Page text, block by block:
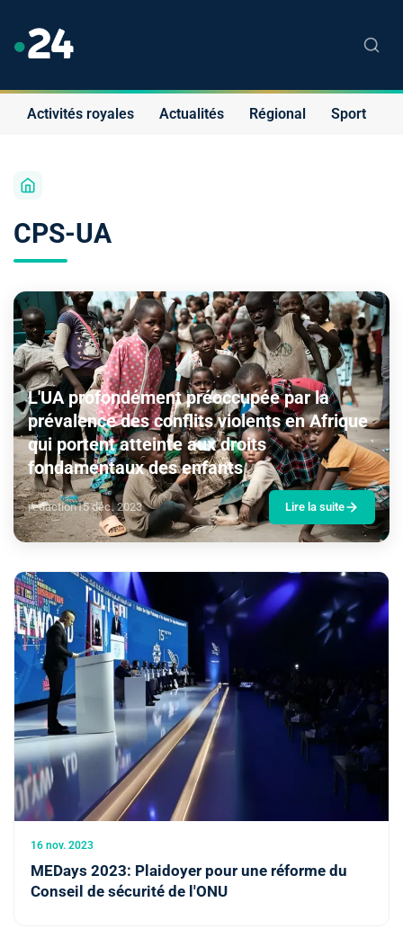
Activités royales Actualités Régional Sport
CPS-UA
L'UA profondément préoccupée par la
prévalence des conflits violents en Afrique
qui portent atteinte aux droits
fondamentaux des enfants
redaction15 déc. 2023 Lire la suite
16 nov. 2023
MEDays 2023: Plaidoyer pour une réforme du
Conseil de sécurité de l'ONU